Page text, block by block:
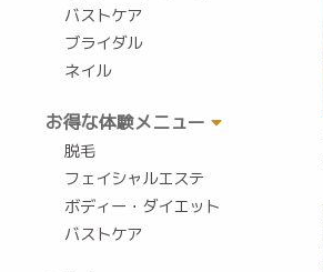
バストケア
ブライダル
ネイル
お得な体験メニュー
脱毛
フェイシャルエステ
ボディー・ダイエット
バストケア